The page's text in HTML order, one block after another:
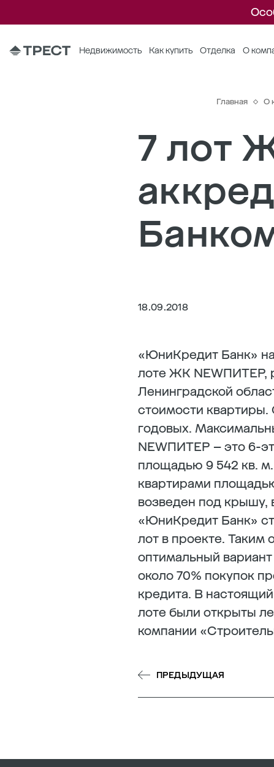
Недвижимость Как купить Отделка О
Главная О
7 лот
18.09.2018
«ЮниКредит Банк»
лоте ЖК NEWПИТЕР,
Ленинградской
стоимости квартиры.
годовых.
NEWПИТЕР – это 6-
площадью 9 542 кв.
квартирами
возведен под крышу,
«ЮниКредит Банк»
лот в проекте. Таким
оптимальный
около 70% покупок
кредита. В
лоте были открыты
компании
ПРЕДЫДУЩАЯ